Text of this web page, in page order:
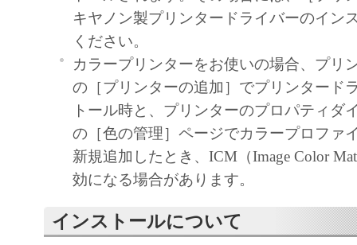
4. OWNERSHIP
Canon and its licensors retain in all respects the
and intellectual property rights in and to the
expressly provided herein, no license or right,
is hereby conveyed or granted by Canon to
intellectual property of Canon and its licensors.
5. EXPORT RESTRICTION
You agree to comply with all export laws and
regulations of the country involved, and not to
export, directly or indirectly, the Software in
キヤノン製プリンタードライバーのイン
ください。
カラープリンターをお使いの場合、プリ
の［プリンターの追加］でプリンタード
トール時と、プリンターのプロパティダ
の［色の管理］ページでカラープロファ
新規追加したとき、ICM（Image Color
効になる場合があります。
インストールについて